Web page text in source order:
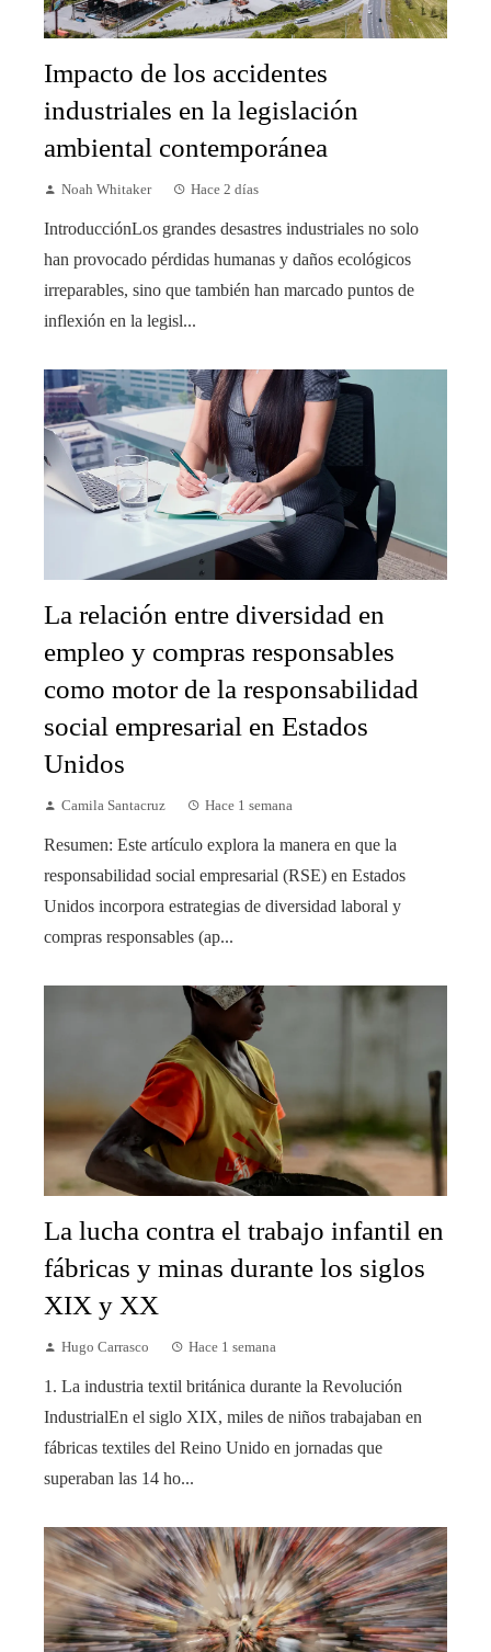
Impacto de los accidentes
industriales en la legislación
ambiental contemporánea
Noah Whitaker Hace 2 días
IntroducciónLos grandes desastres industriales no solo
han provocado pérdidas humanas y daños ecológicos
irreparables, sino que también han marcado puntos de
inflexión en la legisl...
La relación entre diversidad en
empleo y compras responsables
como motor de la responsabilidad
social empresarial en Estados
Unidos
Camila Santacruz Hace 1 semana
Resumen: Este artículo explora la manera en que la
responsabilidad social empresarial (RSE) en Estados
Unidos incorpora estrategias de diversidad laboral y
compras responsables (ap...
La lucha contra el trabajo infantil en
fábricas y minas durante los siglos
XIX y XX
Hugo Carrasco Hace 1 semana
1. La industria textil británica durante la Revolución
IndustrialEn el siglo XIX, miles de niños trabajaban en
fábricas textiles del Reino Unido en jornadas que
superaban las 14 ho...